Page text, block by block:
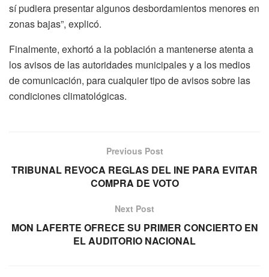
sí pudiera presentar algunos desbordamientos menores en
zonas bajas”, explicó.
Finalmente, exhortó a la población a mantenerse atenta a
los avisos de las autoridades municipales y a los medios
de comunicación, para cualquier tipo de avisos sobre las
condiciones climatológicas.
Previous Post
TRIBUNAL REVOCA REGLAS DEL INE PARA EVITAR
COMPRA DE VOTO
Next Post
MON LAFERTE OFRECE SU PRIMER CONCIERTO EN
EL AUDITORIO NACIONAL